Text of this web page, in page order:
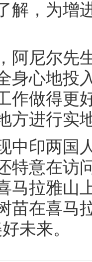
解，为增
尼尔先生
身心地投
作做得更
方进行实
印两国人
特意在访
拉雅山
苗在喜马
未来。